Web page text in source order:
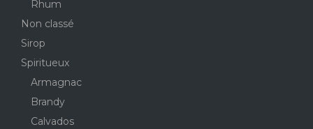
Rhum
Non classé
Sirop
Spiritueux
Armagnac
Brandy
Calvados